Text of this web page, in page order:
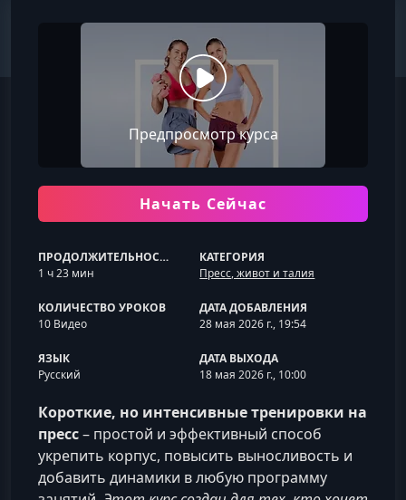
Предпросмотр курса
Начать Сейчас
ПРОДОЛЖИТЕЛЬНОСТЬ
1 ч 23 мин
КАТЕГОРИЯ
Пресс, живот и талия
КОЛИЧЕСТВО УРОКОВ
10 Видео
ДАТА ДОБАВЛЕНИЯ
28 мая 2026 г., 19:54
ЯЗЫК
Русский
ДАТА ВЫХОДА
18 мая 2026 г., 10:00
Короткие, но интенсивные тренировки на
пресс– простой и эффективный способ
укрепить корпус, повысить выносливость и
добавить динамики в любую программу